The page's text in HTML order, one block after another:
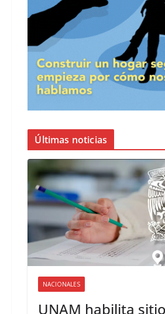
Últimas noticias
NACIONALES
UNAM habilita